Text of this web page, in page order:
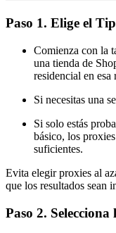
Paso 1. Elige el
Comienza con la
una tienda de
residencial en esa
Si necesitas una
Si solo estás
básico, los
suficientes.
Evita elegir proxies al
que los resultados sean
Paso 2.